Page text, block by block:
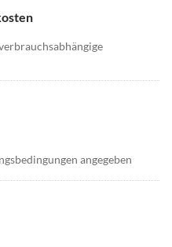
angegeben